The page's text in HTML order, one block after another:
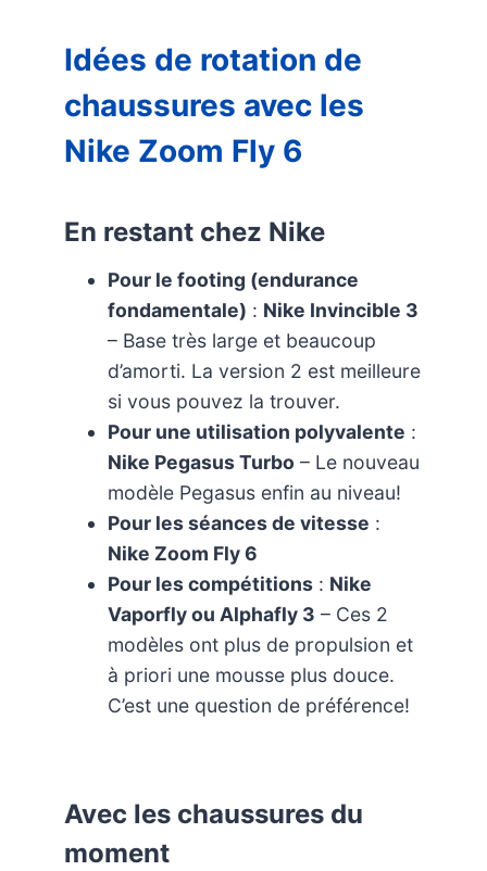
Idées de rotation de
chaussures avec les
Nike Zoom Fly 6
En restant chez Nike
Pour le footing (endurance
fondamentale) : Nike Invincible 3
– Base très large et beaucoup
d’amorti. La version 2 est meilleure
si vous pouvez la trouver.
Pour une utilisation polyvalente :
Nike Pegasus Turbo – Le nouveau
modèle Pegasus enfin au niveau!
Pour les séances de vitesse :
Nike Zoom Fly 6
Pour les compétitions : Nike
Vaporfly ou Alphafly 3 – Ces 2
modèles ont plus de propulsion et
à priori une mousse plus douce.
C’est une question de préférence!
Avec les chaussures du
moment